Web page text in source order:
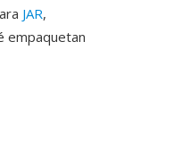
JAR,
empaquetan